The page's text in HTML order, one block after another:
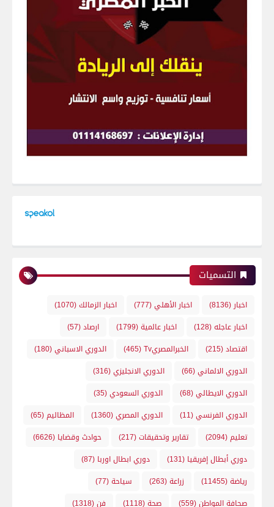
التسميات
اخبار (8136) اخبار الأهلي(777) اخبار الزمالك(1070)
اخبار عاجله(128) اخبار عالمية(1799) ارصاد(57)
اقتصاد(215) الخبرالمصريTv (465) الدوري الاسباني(180)
الدوري الالماني(66) الدوري الانجليزي(316)
الدوري الايطالي(68) الدوري السعودي(35)
الدوري الفرنسي(11) الدوري المصري(1360) المظاليم(65)
تعليم(2094) تقارير وتحقيقات(217) حوادث وقضايا (6626)
دوري أبطال إفريقيا (131) دوري ابطال اوربا (87)
رياضة(11455) زراعة(263) سياحة(77)
صحافة المواطن(559) صحة(1118) فن(1318)